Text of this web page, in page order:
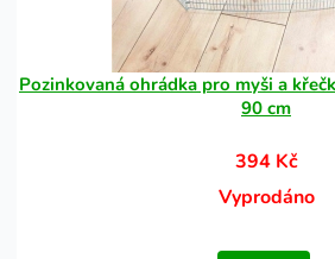
Pozinkovaná ohrádka pro myši a
90 cm
394 Kč
Vyprodáno